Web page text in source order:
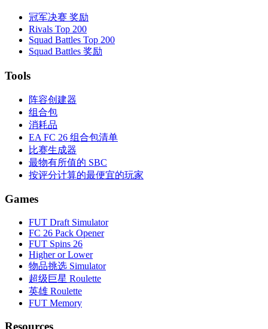
冠军决赛 奖励
Rivals Top 200
Squad Battles Top 200
Squad Battles 奖励
Tools
阵容创建器
组合包
消耗品
EA FC 26 组合包清单
比赛生成器
最物有所值的 SBC
按评分计算的最便宜的玩家
Games
FUT Draft Simulator
FC 26 Pack Opener
FUT Spins 26
Higher or Lower
物品挑选 Simulator
超级巨星 Roulette
英雄 Roulette
FUT Memory
Resources